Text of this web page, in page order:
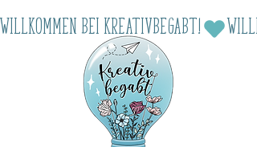
Willkommen bei Kreativbegabt!